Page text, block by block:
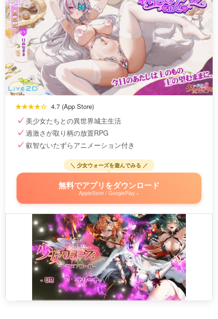
★★★★☆ 4.7 (App Store)
美少女たちとの異世界城主生活
過激さが取り柄の放置RPG
叡智ないたずらアニメーション付き
＼ 少女ウォーズを遊んでみる ／
無料でアプリをダウンロード
AppleStore / GooglePlay »